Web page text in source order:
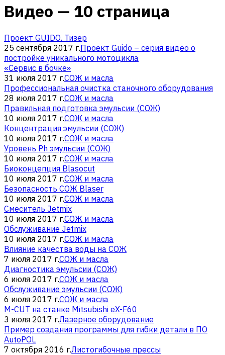
Видео — 10 страница
Проект GUIDO. Тизер
25 сентября 2017 г.Проект Guido – серия видео о
постройке уникального мотоцикла
«Сервис в бочке»
31 июля 2017 г.СОЖ и масла
Профессиональная очистка станочного оборудования
28 июля 2017 г.СОЖ и масла
Правильная подготовка эмульсии (СОЖ)
10 июля 2017 г.СОЖ и масла
Концентрация эмульсии (СОЖ)
10 июля 2017 г.СОЖ и масла
Уровень Ph эмульсии (СОЖ)
10 июля 2017 г.СОЖ и масла
Биоконцепция Blasocut
10 июля 2017 г.СОЖ и масла
Безопасность СОЖ Blaser
10 июля 2017 г.СОЖ и масла
Смеситель Jetmix
10 июля 2017 г.СОЖ и масла
Обслуживание Jetmix
10 июля 2017 г.СОЖ и масла
Влияние качества воды на СОЖ
7 июля 2017 г.СОЖ и масла
Диагностика эмульсии (СОЖ)
6 июля 2017 г.СОЖ и масла
Обслуживание эмульсии (СОЖ)
6 июля 2017 г.СОЖ и масла
M-CUT на станке Mitsubishi eX-F60
3 июля 2017 г.Лазерное оборудование
Пример создания программы для гибки детали в ПО
AutoPOL
7 октября 2016 г.Листогибочные прессы